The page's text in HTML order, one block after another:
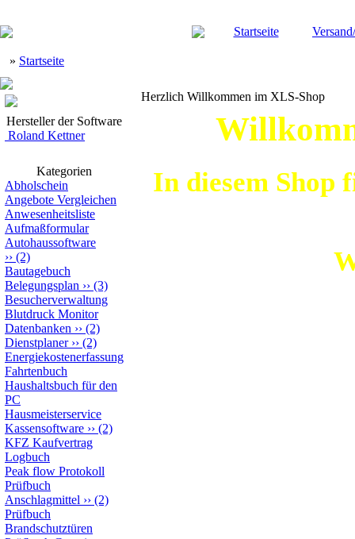
Startseite
» Startseite
Hersteller der Software
Roland Kettner
Kategorien
Abholschein
Angebote Vergleichen
Anwesenheitsliste
Aufmaßformular
Autohaussoftware
›› (2)
Bautagebuch
Belegungsplan ›› (3)
Besucherverwaltung
Blutdruck Monitor
Datenbanken ›› (2)
Dienstplaner›› (2)
Energiekostenerfassung
Fahrtenbuch
Haushaltsbuch für den
PC
Hausmeisterservice
Kassensoftware ›› (2)
KFZ Kaufvertrag
Logbuch
Peak flow Protokoll
Prüfbuch
Anschlagmittel ›› (2)
Prüfbuch
Brandschutztüren
Herzlich Willkommen im XLS-Shop
In diesem Shop